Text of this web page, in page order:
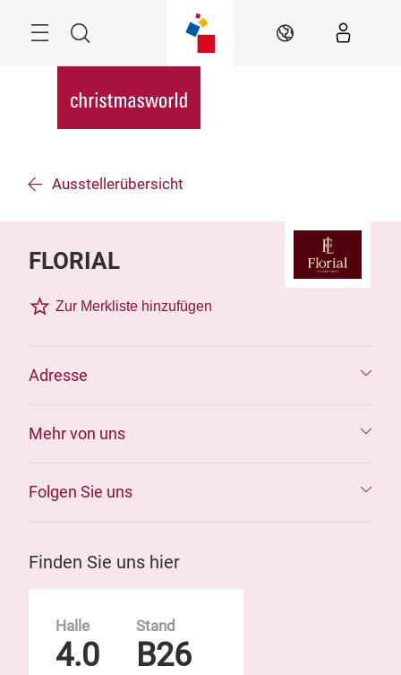
Suche DE
Ausstellerübersicht
FLORIAL
Zur Merkliste hinzufügen
Adresse
Mehr von uns
Folgen Sie uns
Finden Sie uns hier
Halle
4.0
Stand
B26